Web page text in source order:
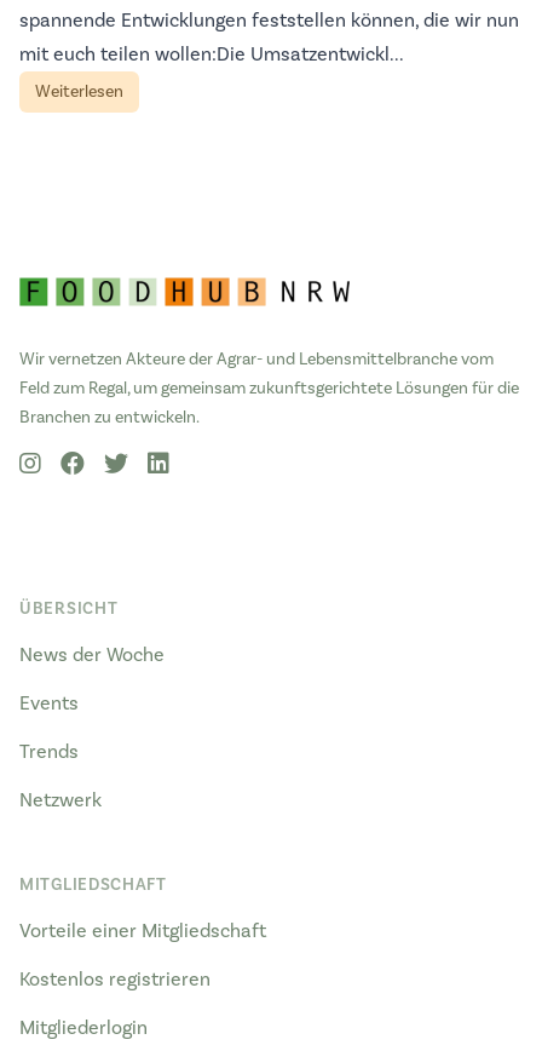
spannende Entwicklungen feststellen können, die wir nun
mit euch teilen wollen:Die Umsatzentwickl...
Weiterlesen
Wir vernetzen Akteure der Agrar- und Lebensmittelbranche vom
Feld zum Regal, um gemeinsam zukunftsgerichtete Lösungen für die
Branchen zu entwickeln.
ÜBERSICHT
News der Woche
Events
Trends
Netzwerk
MITGLIEDSCHAFT
Vorteile einer Mitgliedschaft
Kostenlos registrieren
Mitgliederlogin